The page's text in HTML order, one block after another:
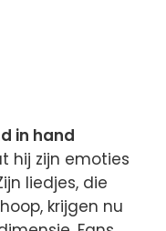
in hand
hij zijn emoties
liedjes, die
krijgen nu